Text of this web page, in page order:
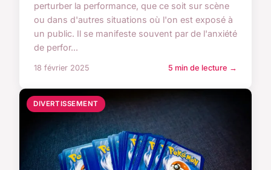
perturber la performance, que ce soit sur scène
ou dans d'autres situations où l'on est exposé à
un public. Il se manifeste souvent par de l'anxiété
de perfor...
18 février 2025 5 min de lecture →
DIVERTISSEMENT